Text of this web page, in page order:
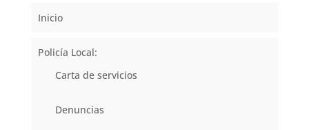
Inicio
Policía Local:
Carta de servicios
Denuncias